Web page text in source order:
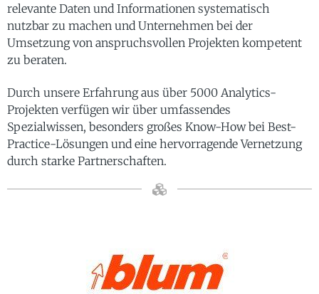
relevante Daten und Informationen systematisch
nutzbar zu machen und Unternehmen bei der
Umsetzung von anspruchsvollen Projekten kompetent
zu beraten.
Durch unsere Erfahrung aus über 5000 Analytics-
Projekten verfügen wir über umfassendes
Spezialwissen, besonders großes Know-How bei Best-
Practice-Lösungen und eine hervorragende Vernetzung
durch starke Partnerschaften.